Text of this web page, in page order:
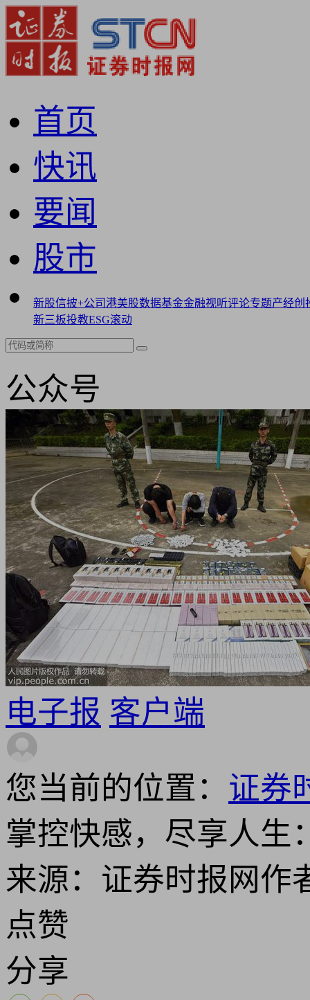
首页
快讯
要闻
股市
新股信披+公司港美股数据基金金融视听评论专题产经创
新三板投教ESG滚动
公众号
电子报 客户端
您当前的位置： 证券
掌控快感，尽享人生
来源：证券时报网作
点赞
分享